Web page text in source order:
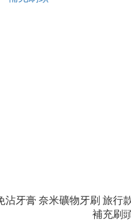
沾牙膏 奈米礦物牙刷 旅行
補充刷